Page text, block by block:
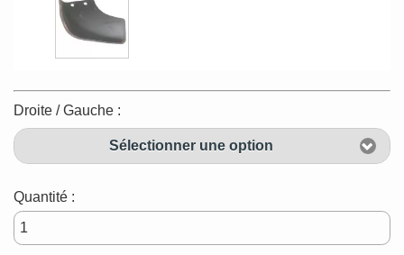
Droite / Gauche :
Sélectionner une option
Quantité :